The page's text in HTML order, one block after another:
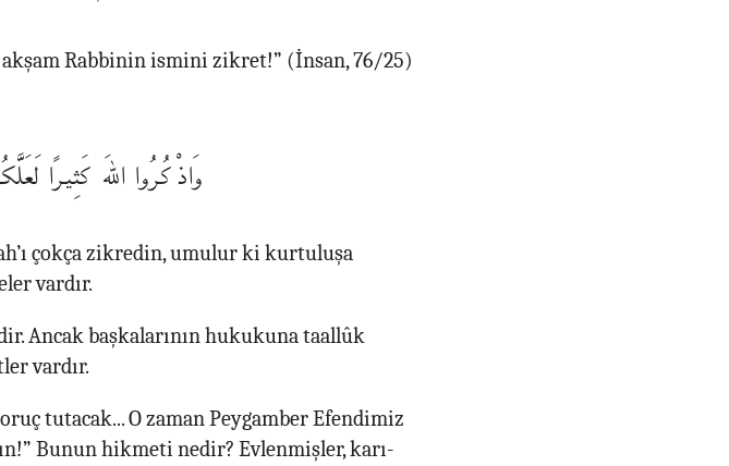
akşam Rabbinin ismini zikret!” (İnsan, 76/25)
وَاذْكُرُوا اللهَ كَثِيرًا
çokça zikredin, umulur ki kurtuluşa
vardır.
Ancak başkalarının hukukuna taallûk
vardır.
tutacak... O zaman Peygamber Efendimiz
Bunun hikmeti nedir? Evlenmişler, karı-